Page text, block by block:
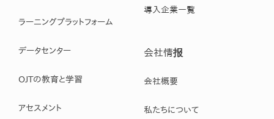
ラーニングプラットフォーム
データセンター
OJTの教育と学習
アセスメント
導入企業一覧
会社情报
会社概要
私たちについて